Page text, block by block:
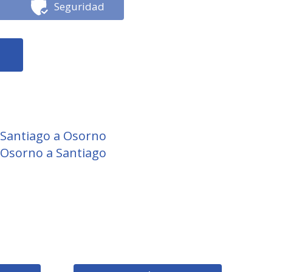
Seguridad
Santiago a Osorno
Osorno a Santiago